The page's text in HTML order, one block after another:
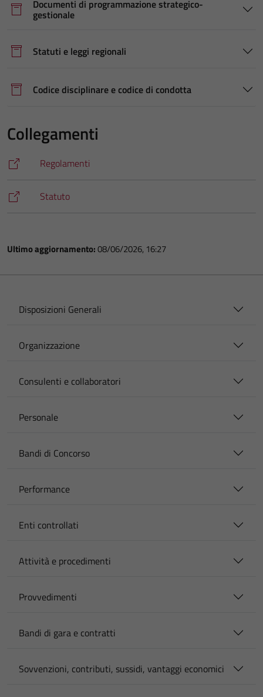
Documenti di programmazione strategico-
gestionale
Statuti e leggi regionali
Codice disciplinare e codice di condotta
Collegamenti
Regolamenti
Statuto
Ultimo aggiornamento:08/06/2026, 16:27
Disposizioni Generali
Organizzazione
Consulenti e collaboratori
Personale
Bandi di Concorso
Performance
Enti controllati
Attività e procedimenti
Provvedimenti
Bandi di gara e contratti
Sovvenzioni, contributi, sussidi, vantaggi economici